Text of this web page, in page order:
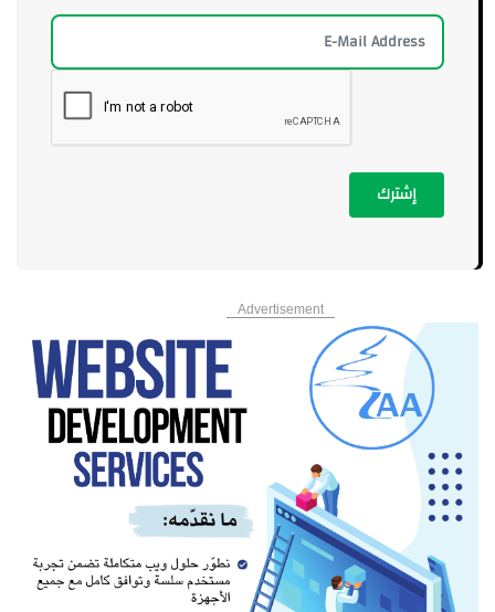
إشترك
Advertisement